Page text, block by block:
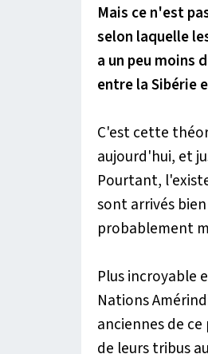
Mais ce n'est
selon laquelle
a un peu moins
entre la Sibérie
C'est cette
aujourd'hui, et
Pourtant,
sont arrivés
probablement
Plus incroyable
Nations
anciennes de
de leurs tribus